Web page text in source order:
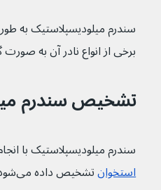
سندرم میلودیسپلاستیک به
برخی از انواع نادر آن به
تشخیص سندرم
سندرم میلودیسپلاستیک با
استخوان تشخیص داده می‌شود.